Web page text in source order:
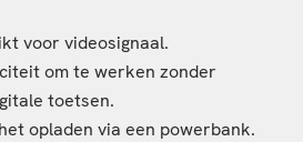
voor videosignaal.
om te werken zonder
toetsen.
opladen via een powerbank.